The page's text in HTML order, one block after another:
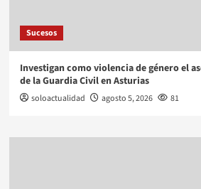
Sucesos
Investigan como violencia de género el
de la Guardia Civil en Asturias
soloactualidad agosto 5, 2026 81